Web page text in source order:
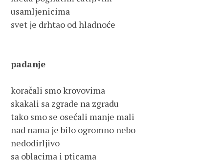
usamljenicima
svet je drhtao od hladnoće
padanje
koračali smo krovovima
skakali sa zgrade na zgradu
tako smo se osećali manje mali
nad nama je bilo ogromno nebo
nedodirljivo
sa oblacima i pticama